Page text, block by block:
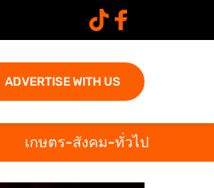
ADVERTISE WITH US
เกษตร-สังคม-ทั่วไป